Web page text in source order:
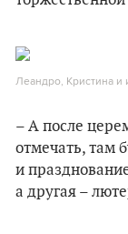
Леандро, Кристина и
– А после
отмечать, там
и
а другая –